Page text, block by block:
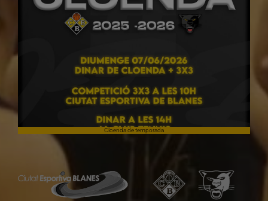
Cloenda de temporada